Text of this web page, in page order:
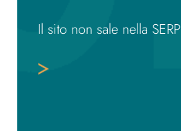
Il sito non sale nella SERP